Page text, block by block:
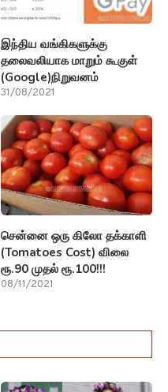
இந்திய வங்கிகளுக்கு
தலைவலியாக மாறும் கூகுள்
(Google)நிறுவனம்
31/08/2021
சென்னை ஒரு கிலோ தக்காளி
(Tomatoes Cost) விலை
ரூ.90 முதல் ரூ.100!!!
08/11/2021